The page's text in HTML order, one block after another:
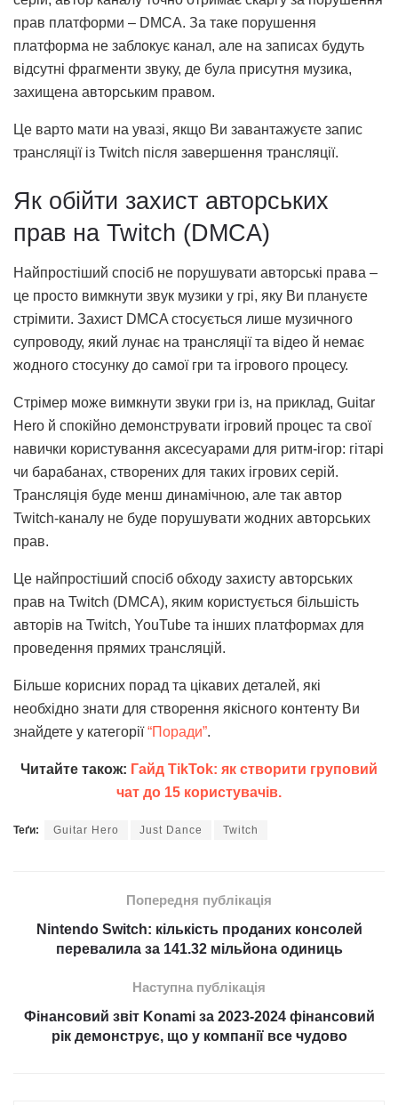
прав платформи – DMCA. За таке порушення
платформа не заблокує канал, але на записах будуть
відсутні фрагменти звуку, де була присутня музика,
захищена авторським правом.
Це варто мати на увазі, якщо Ви завантажуєте запис
трансляції із Twitch після завершення трансляції.
Як обійти захист авторських
прав на Twitch (DMCA)
Найпростіший спосіб не порушувати авторські права –
це просто вимкнути звук музики у грі, яку Ви плануєте
стрімити. Захист DMCA стосується лише музичного
супроводу, який лунає на трансляції та відео й немає
жодного стосунку до самої гри та ігрового процесу.
Стрімер може вимкнути звуки гри із, на приклад, Guitar
Hero й спокійно демонструвати ігровий процес та свої
навички користування аксесуарами для ритм-ігор: гітарі
чи барабанах, створених для таких ігрових серій.
Трансляція буде менш динамічною, але так автор
Twitch-каналу не буде порушувати жодних авторських
прав.
Це найпростіший спосіб обходу захисту авторських
прав на Twitch (DMCA), яким користується більшість
авторів на Twitch, YouTube та інших платформах для
проведення прямих трансляцій.
Більше корисних порад та цікавих деталей, які
необхідно знати для створення якісного контенту Ви
знайдете у категорії“Поради”.
Читайте також: Гайд TikTok: як створити груповий
чат до 15 користувачів.
Теґи: Guitar Hero Just Dance Twitch
Попередня публікація
Nintendo Switch: кількість проданих консолей
перевалила за 141.32 мільйона одиниць
Наступна публікація
Фінансовий звіт Konami за 2023-2024 фінансовий
рік демонструє, що у компанії все чудово